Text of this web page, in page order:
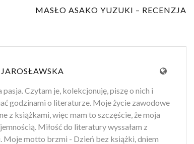
MASŁO ASAKO YUZUKI – RECENZJA
Czytam je, kolekcjonuję, piszę o nich i
godzinami o literaturze. Moje życie zawodowe
z książkami, więc mam to szczęście, że moja
Miłość do literatury wyssałam z
Moje motto brzmi - Dzień bez książki, dniem